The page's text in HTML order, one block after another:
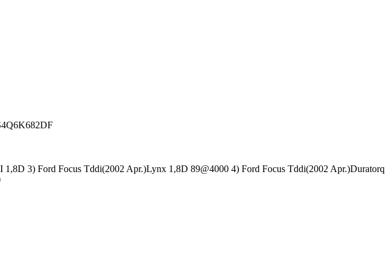
3) Ford Focus Tddi(2002 Apr.)Lynx 1,8D 89@4000 4) Ford Focus Tddi(2002 Apr.)Duratorq